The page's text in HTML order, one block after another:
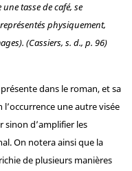
tasse de café, se
physiquement,
(Cassiers, s. d., p. 96)
dans le roman, et sa
une autre visée
d’amplifier les
On notera ainsi que la
de plusieurs manières